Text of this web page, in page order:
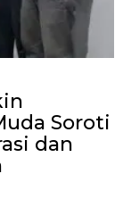
Soroti
dan